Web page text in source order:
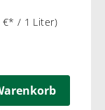
€* / 1 Liter)